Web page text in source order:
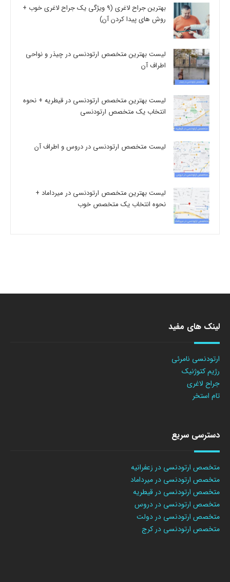
بهترین جراح لاغری (9 ویژگی یک جراح لاغری خوب +
روش های پیدا کردن آن)
لیست بهترین متخصص ارتودنسی در چیذر و نواحی
اطراف آن
لیست بهترین متخصص ارتودنسی در قیطریه + نحوه
انتخاب یک متخصص ارتودنسی
لیست متخصص ارتودنسی در دروس و اطراف آن
لیست بهترین متخصص ارتودنسی در میرداماد +
نحوه انتخاب یک متخصص خوب
لینک های مفید
ارتودنسی نامرئی
رژیم کتوژنیک
جراح لاغری
تام استخر
دسترسی سریع
متخصص ارتودنسی در زعفرانیه
متخصص ارتودنسی در میرداماد
متخصص ارتودنسی در قیطریه
متخصص ارتودنسی در دروس
متخصص ارتودنسی در دولت
متخصص ارتودنسی در کرج